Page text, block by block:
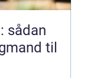
sådan
til